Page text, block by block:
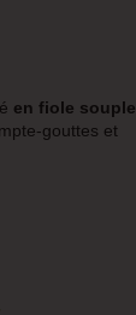
en fiole souple
gouttes et